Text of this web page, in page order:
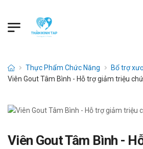
Thực Phẩm Chức Năng
Bổ trợ
Viên Gout Tâm Bình - Hỗ trợ giảm triệu
Viên Gout Tâm Bình -